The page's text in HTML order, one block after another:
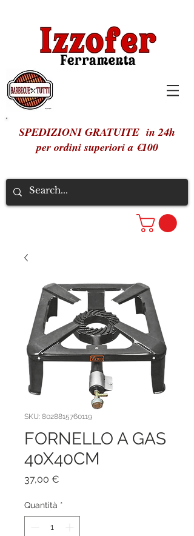
SPEDIZIONI GRATUITE in 24h
per ordini superiori a €100
SKU: 8028815760119
FORNELLO A GAS
40X40CM
37,00 €
Quantità *